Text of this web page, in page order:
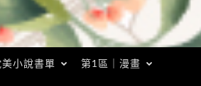
小說書單 第1區｜漫畫